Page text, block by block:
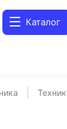
Каталог